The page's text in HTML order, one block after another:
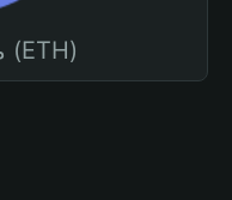
محفظة إيثيريوم (ETH)